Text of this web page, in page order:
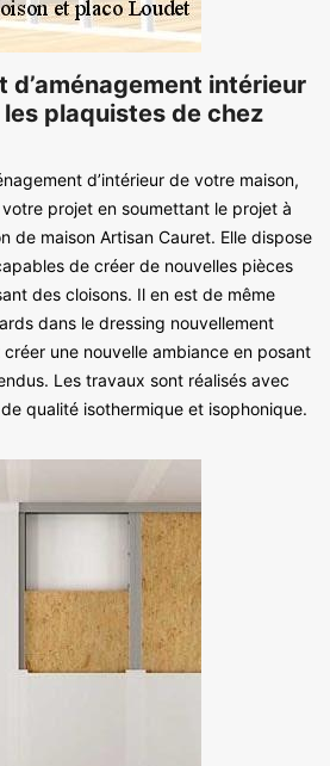
d’aménagement intérieur
plaquistes de chez
d’intérieur de votre maison,
projet en soumettant le projet à
de maison Artisan Cauret. Elle dispose
de créer de nouvelles pièces
des cloisons. Il en est de même
dans le dressing nouvellement
une nouvelle ambiance en posant
Les travaux sont réalisés avec
qualité isothermique et isophonique.